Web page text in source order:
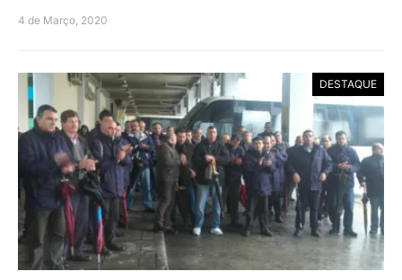
4 de Março, 2020
DESTAQUE